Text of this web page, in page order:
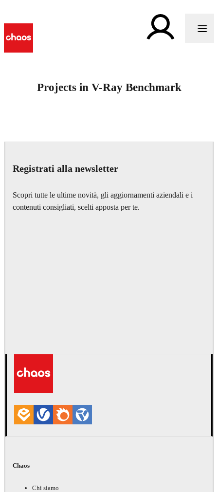
Projects in V-Ray Benchmark
Registrati alla newsletter
Scopri tutte le ultime novità, gli aggiornamenti aziendali e i
contenuti consigliati, scelti apposta per te.
Chaos
Chi siamo